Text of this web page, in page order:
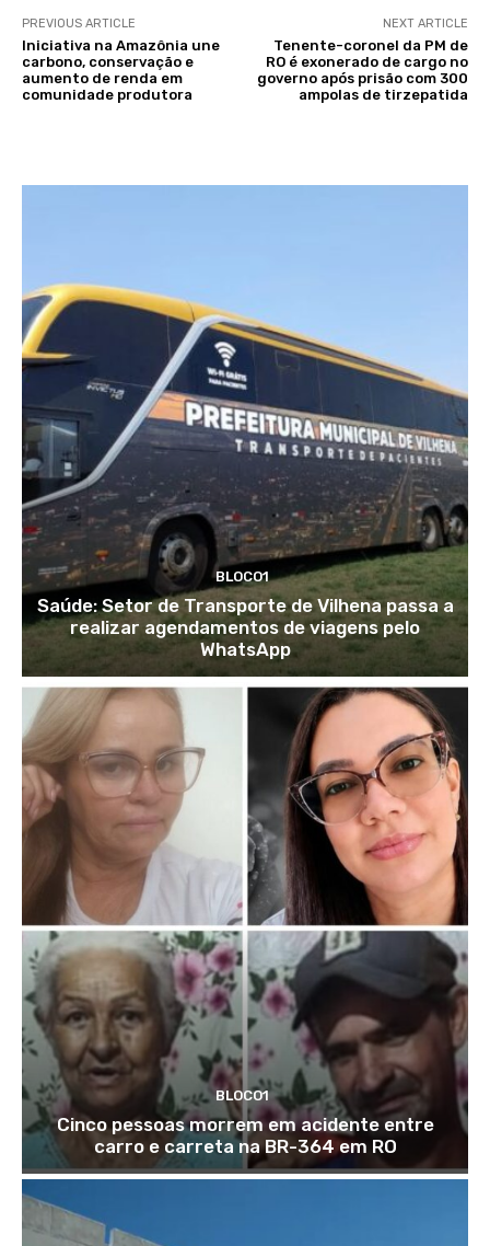
PREVIOUS ARTICLE
Iniciativa na Amazônia une
carbono, conservação e
aumento de renda em
comunidade produtora
NEXT ARTICLE
Tenente-coronel da PM de
RO é exonerado de cargo no
governo após prisão com 300
ampolas de tirzepatida
BLOCO1
Saúde: Setor de Transporte de Vilhena passa a
realizar agendamentos de viagens pelo
WhatsApp
BLOCO1
Cinco pessoas morrem em acidente entre
carro e carreta na BR-364 em RO